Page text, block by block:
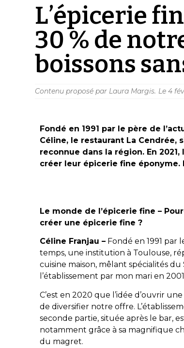
L’épicerie
30 % de
boissons
Contenu proposé par Laura Margis. Le 4
Fondé en 1991 par le père de
Céline, le restaurant La Cendrée,
reconnue dans la région. En
créer leur épicerie fine éponyme.
Le monde de l’épicerie fine –
créer une épicerie fine ?
Céline Franjau – Fondé en 1991
temps, une institution à Toulouse,
cuisine maison, mêlant spécialités
l’établissement par mon mari en
C’est en 2020 que l’idée d’ouvrir
de diversifier notre offre.
seconde partie, située après le bar,
notamment grâce à sa magnifique
du magret.